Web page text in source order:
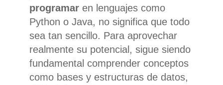
programar en lenguajes como
Python o Java, no significa que todo
sea tan sencillo. Para aprovechar
realmente su potencial, sigue siendo
fundamental comprender conceptos
como bases y estructuras de datos,